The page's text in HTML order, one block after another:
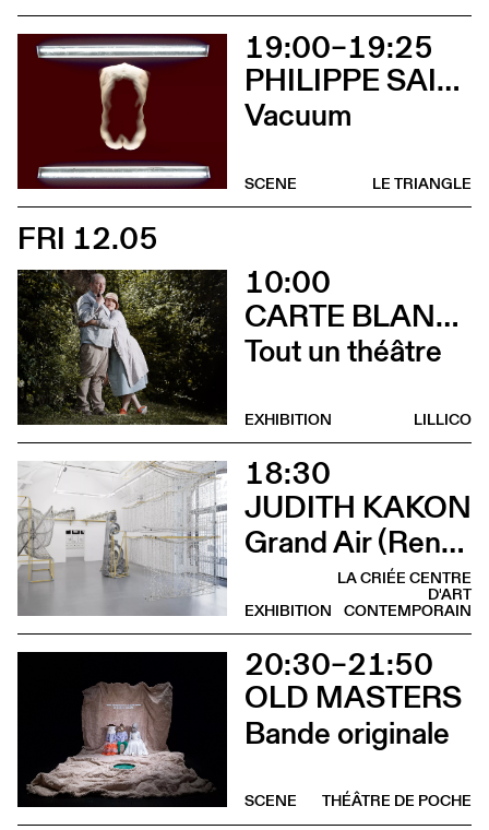
19:00–19:25
PHILIPPE SAIRE
Vacuum
LE TRIANGLE
SCENE
FRI 12.05
10:00
CARTE BLANCHE À ALBERTINE & GERMANO ZULLO
Tout un théâtre
LILLICO
EXHIBITION
18:30
JUDITH KAKON
Grand Air (Rencontre avec Judith Kakon et les commissaires de l’exposition)
LA CRIÉE CENTRE
D'ART
CONTEMPORAIN
EXHIBITION
20:30–21:50
OLD MASTERS
Bande originale
THÉÂTRE DE POCHE
SCENE